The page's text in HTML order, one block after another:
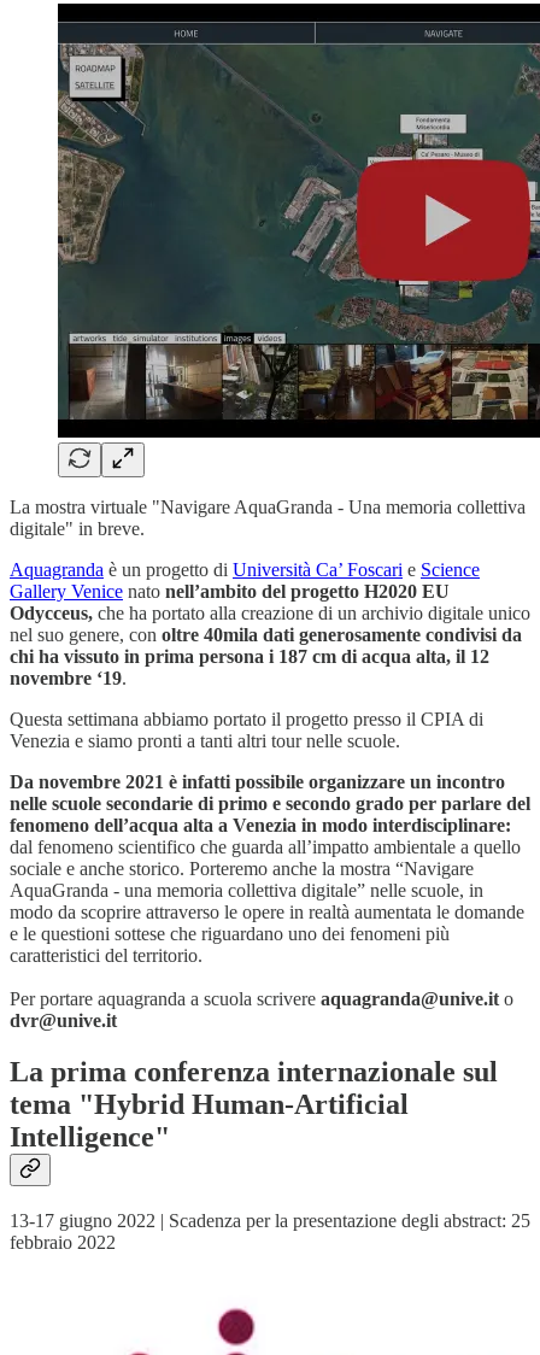
La mostra virtuale "Navigare AquaGranda - Una memoria collettiva
digitale" in breve.
Aquagranda è un progetto di Università Ca’ Foscari e Science
Gallery Venice nato nell’ambito del progetto H2020 EU
Odycceus, che ha portato alla creazione di un archivio digitale unico
nel suo genere, con oltre 40mila dati generosamente condivisi da
chi ha vissuto in prima persona i 187 cm di acqua alta, il 12
novembre ‘19.
Questa settimana abbiamo portato il progetto presso il CPIA di
Venezia e siamo pronti a tanti altri tour nelle scuole.
Da novembre 2021 è infatti possibile organizzare un incontro
nelle scuole secondarie di primo e secondo grado per parlare del
fenomeno dell’acqua alta a Venezia in modo interdisciplinare:
dal fenomeno scientifico che guarda all’impatto ambientale a quello
sociale e anche storico. Porteremo anche la mostra “Navigare
AquaGranda - una memoria collettiva digitale” nelle scuole, in
modo da scoprire attraverso le opere in realtà aumentata le domande
e le questioni sottese che riguardano uno dei fenomeni più
caratteristici del territorio.
Per portare aquagranda a scuola scrivere aquagranda@unive.it o
dvr@unive.it
La prima conferenza internazionale sul
tema "Hybrid Human-Artificial
Intelligence"
13-17 giugno 2022 | Scadenza per la presentazione degli abstract: 25
febbraio 2022